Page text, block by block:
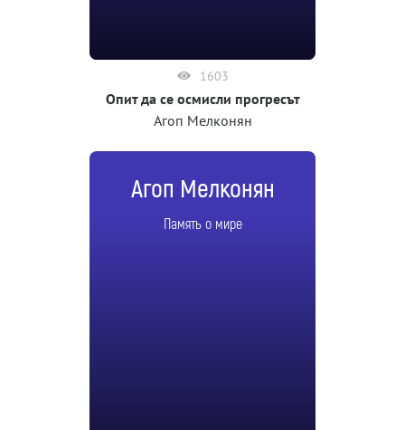
1603
Опит да се осмисли прогресът
Агоп Мелконян
Агоп Мелконян
Память о мире